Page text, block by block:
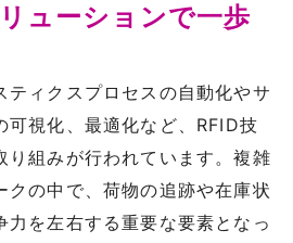
ューションで一歩
ティクスプロセスの自動化やサ
可視化、最適化など、RFID技
り組みが行われています。複雑
クの中で、荷物の追跡や在庫状
力を左右する重要な要素となっ